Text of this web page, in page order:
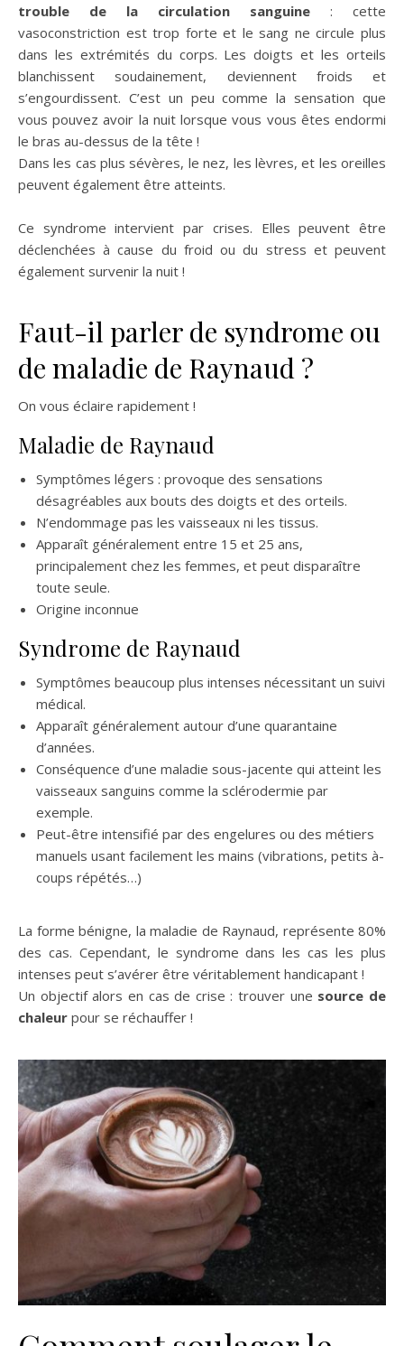
trouble de la circulation sanguine : cette
vasoconstriction est trop forte et le sang ne circule plus
dans les extrémités du corps. Les doigts et les orteils
blanchissent soudainement, deviennent froids et
s’engourdissent. C’est un peu comme la sensation que
vous pouvez avoir la nuit lorsque vous vous êtes endormi
le bras au-dessus de la tête !
Dans les cas plus sévères, le nez, les lèvres, et les oreilles
peuvent également être atteints.
Ce syndrome intervient par crises. Elles peuvent être
déclenchées à cause du froid ou du stress et peuvent
également survenir la nuit !
Faut-il parler de syndrome ou
de maladie de Raynaud ?
On vous éclaire rapidement !
Maladie de Raynaud
Symptômes légers : provoque des sensations
désagréables aux bouts des doigts et des orteils.
N’endommage pas les vaisseaux ni les tissus.
Apparaît généralement entre 15 et 25 ans,
principalement chez les femmes, et peut disparaître
toute seule.
Origine inconnue
Syndrome de Raynaud
Symptômes beaucoup plus intenses nécessitant un suivi
médical.
Apparaît généralement autour d’une quarantaine
d’années.
Conséquence d’une maladie sous-jacente qui atteint les
vaisseaux sanguins comme la sclérodermie par
exemple.
Peut-être intensifié par des engelures ou des métiers
manuels usant facilement les mains (vibrations, petits à-
coups répétés…)
La forme bénigne, la maladie de Raynaud, représente 80%
des cas. Cependant, le syndrome dans les cas les plus
intenses peut s’avérer être véritablement handicapant !
Un objectif alors en cas de crise : trouver une source de
chaleur pour se réchauffer !